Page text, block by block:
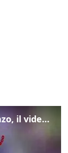
Frana lambisce le case di Auronzo, il video dall'elicottero dei vigili del fuoco